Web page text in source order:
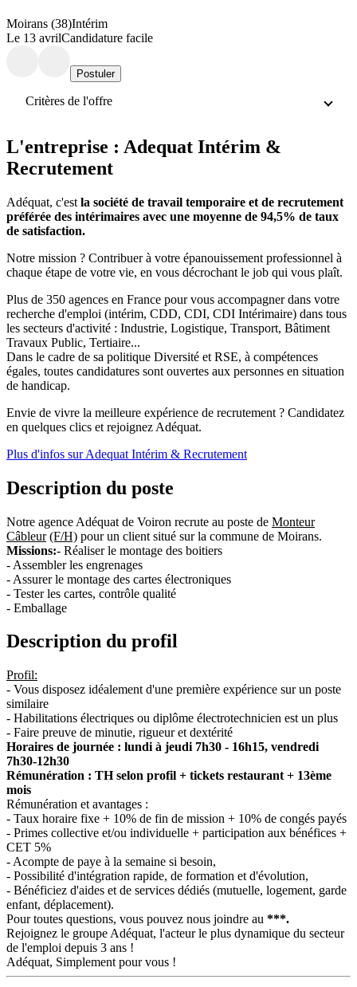
Moirans (38)Intérim
Le 13 avrilCandidature facile
Postuler
Critères de l'offre
L'entreprise : Adequat Intérim &
Recrutement
Adéquat, c'est la société de travail temporaire et de recrutement
préférée des intérimaires avec une moyenne de 94,5% de taux
de satisfaction.
Notre mission ? Contribuer à votre épanouissement professionnel à
chaque étape de votre vie, en vous décrochant le job qui vous plaît.
Plus de 350 agences en France pour vous accompagner dans votre
recherche d'emploi (intérim, CDD, CDI, CDI Intérimaire) dans tous
les secteurs d'activité : Industrie, Logistique, Transport, Bâtiment
Travaux Public, Tertiaire...
Dans le cadre de sa politique Diversité et RSE, à compétences
égales, toutes candidatures sont ouvertes aux personnes en situation
de handicap.
Envie de vivre la meilleure expérience de recrutement ? Candidatez
en quelques clics et rejoignez Adéquat.
Plus d'infos sur Adequat Intérim & Recrutement
Description du poste
Notre agence Adéquat de Voiron recrute au poste de Monteur
Câbleur (F/H) pour un client situé sur la commune de Moirans.
Missions:- Réaliser le montage des boitiers
- Assembler les engrenages
- Assurer le montage des cartes électroniques
- Tester les cartes, contrôle qualité
- Emballage
Description du profil
Profil:
- Vous disposez idéalement d'une première expérience sur un poste
similaire
- Habilitations électriques ou diplôme électrotechnicien est un plus
- Faire preuve de minutie, rigueur et dextérité
Horaires de journée : lundi à jeudi 7h30 - 16h15, vendredi
7h30-12h30
Rémunération : TH selon profil + tickets restaurant + 13ème
mois
Rémunération et avantages :
- Taux horaire fixe + 10% de fin de mission + 10% de congés payés
- Primes collective et/ou individuelle + participation aux bénéfices +
CET 5%
- Acompte de paye à la semaine si besoin,
- Possibilité d'intégration rapide, de formation et d'évolution,
- Bénéficiez d'aides et de services dédiés (mutuelle, logement, garde
enfant, déplacement).
Pour toutes questions, vous pouvez nous joindre au ***.
Rejoignez le groupe Adéquat, l'acteur le plus dynamique du secteur
de l'emploi depuis 3 ans !
Adéquat, Simplement pour vous !